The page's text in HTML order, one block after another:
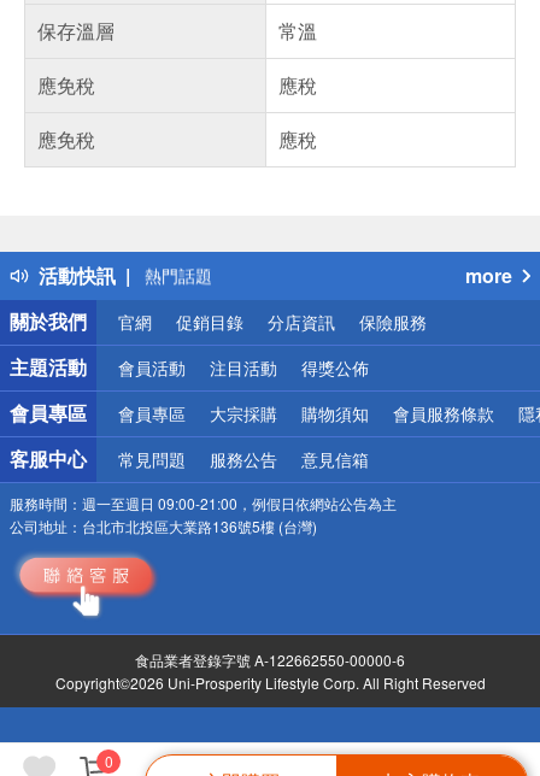
0
保存溫層
常溫
應免稅
應稅
應免稅
應稅
活動快訊
得獎公告
熱門話題
銀行優惠
偏遠地區配送
詐騙網頁！請小心！
more
關於我們
官網 促銷目錄 分店資訊 保險服務
主題活動 會員活動 注目活動 得獎公佈
會員專區 會員專區 大宗採購 購物須知 會員服務條款 隱
客服中心 常見問題 服務公告 意見信箱
服務時間： 週一至週日 09:00-21:00，例假日依網站公告為主
公司地址： 台北市北投區大業路136號5樓 (台灣)
食品業者登錄字號 A-122662550-00000-6
Copyright©2026 Uni-Prosperity Lifestyle Corp. All Right Reserved